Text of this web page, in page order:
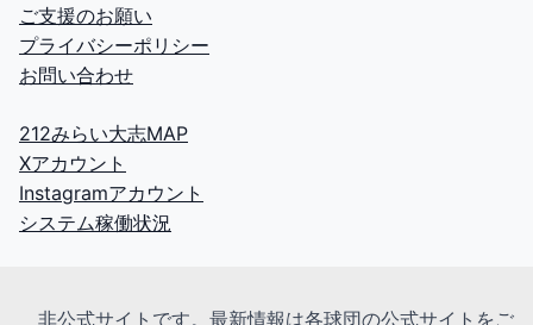
ご支援のお願い
プライバシーポリシー
お問い合わせ
212みらい大志MAP
Xアカウント
Instagramアカウント
システム稼働状況
非公式サイトです。最新情報は各球団の公式サイトをご